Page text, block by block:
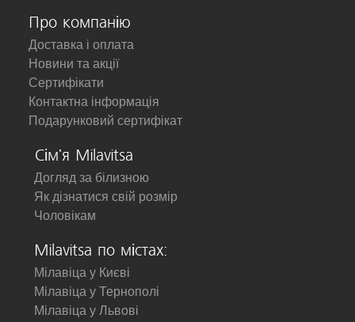
Про компанію
Доставка і оплата
Новини та акції
Сертифікати
Контактна інформація
Подарунковий сертифікат
Сім'я Milavitsa
Догляд за білизною
Як дізнатися свій розмір
Чоловікам
Milavitsa по містах:
Мілавіца у Києві
Мілавіца у Тернополі
Мілавіца у Львові